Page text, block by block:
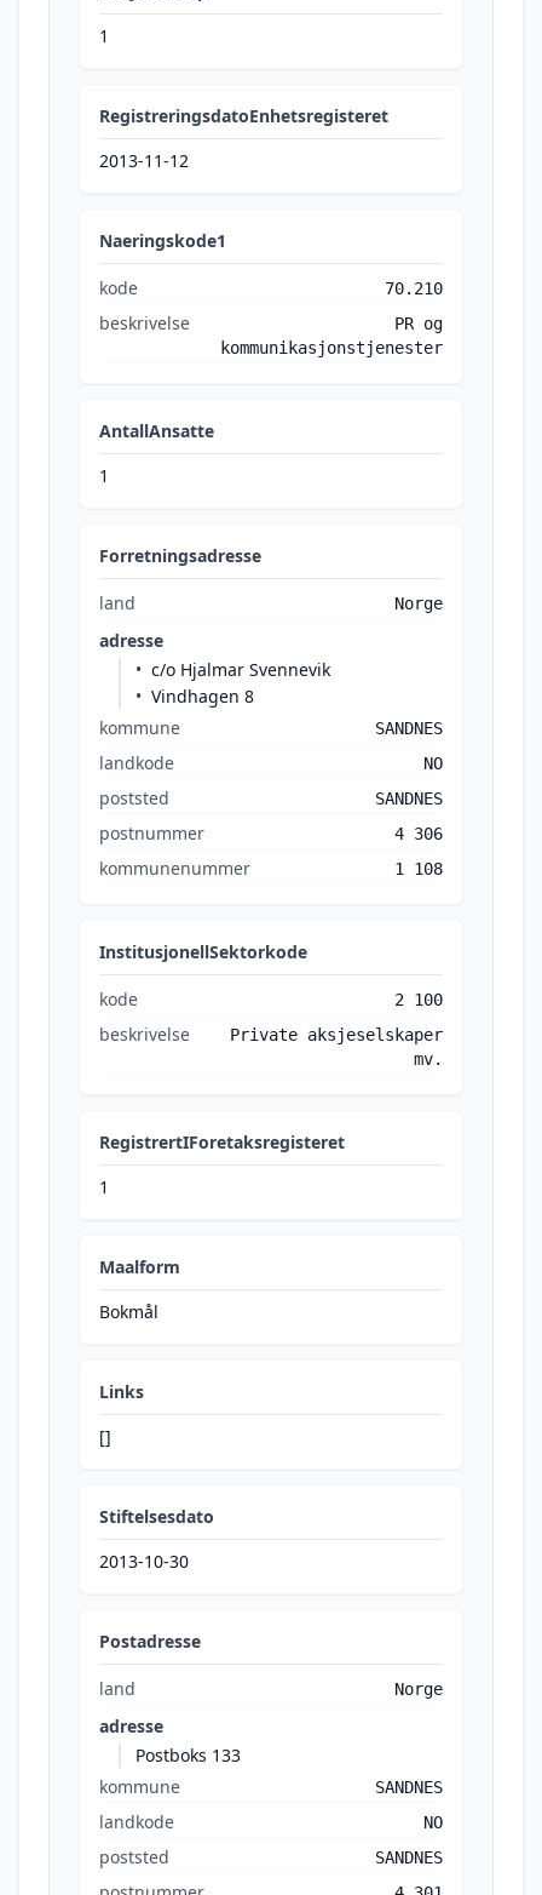
1
RegistreringsdatoEnhetsregisteret
2013-11-12
Naeringskode1
kode 70.210
beskrivelse
PR og
kommunikasjonstjenester
AntallAnsatte
1
Forretningsadresse
land Norge
adresse
c/o Hjalmar Svennevik
Vindhagen 8
kommune
SANDNES
landkode NO
poststed SANDNES
postnummer 4 306
kommunenummer 1 108
InstitusjonellSektorkode
kode 2 100
beskrivelse
Private aksjeselskaper
mv.
RegistrertIForetaksregisteret
1
Maalform
Bokmål
Links
[]
Stiftelsesdato
2013-10-30
Postadresse
land Norge
adresse
Postboks 133
kommune
SANDNES
landkode NO
poststed SANDNES